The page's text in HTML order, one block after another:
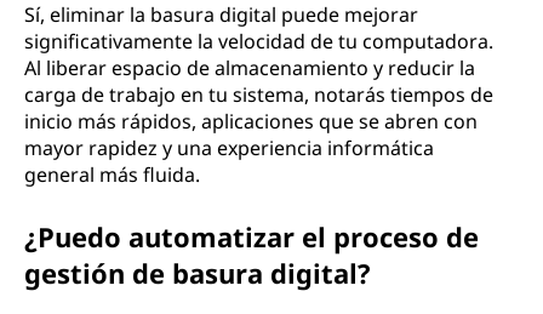
Sí, eliminar la basura digital puede mejorar
significativamente la velocidad de tu computadora.
Al liberar espacio de almacenamiento y reducir la
carga de trabajo en tu sistema, notarás tiempos de
inicio más rápidos, aplicaciones que se abren con
mayor rapidez y una experiencia informática
general más fluida.
¿Puedo automatizar el proceso de
gestión de basura digital?